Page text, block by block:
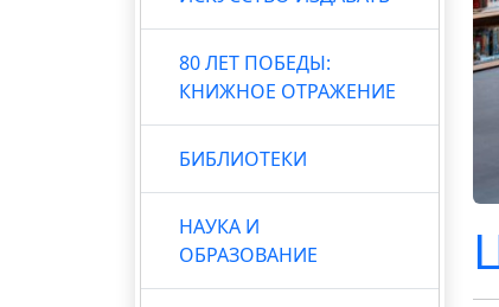
80 ЛЕТ ПОБЕДЫ:
КНИЖНОЕ ОТРАЖЕНИЕ
БИБЛИОТЕКИ
НАУКА И
ОБРАЗОВАНИЕ